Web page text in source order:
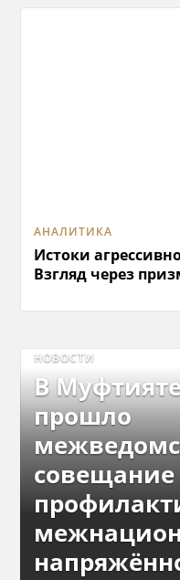
АНАЛИТИКА
Истоки
Взгляд через
НОВОСТИ
В
прошло